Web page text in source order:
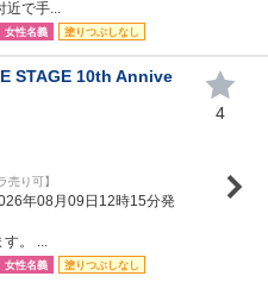
近で手...
女性名義 塗りつぶしなし
STAGE 10th Annive
売り可】
年08月09日12時15分発
す。 ...
女性名義
塗りつぶしなし
4